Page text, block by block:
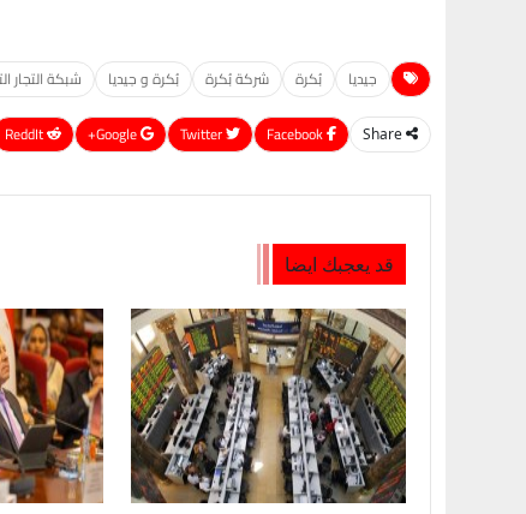
جيديا بُكرة شركة بُكرة بُكرة و جيديا شبكة التجار
Share
Google+
ReddIt
قد يعجبك ايضا